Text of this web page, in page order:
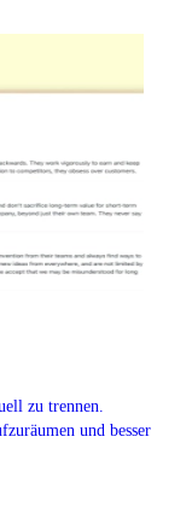
zu trennen.
und besser